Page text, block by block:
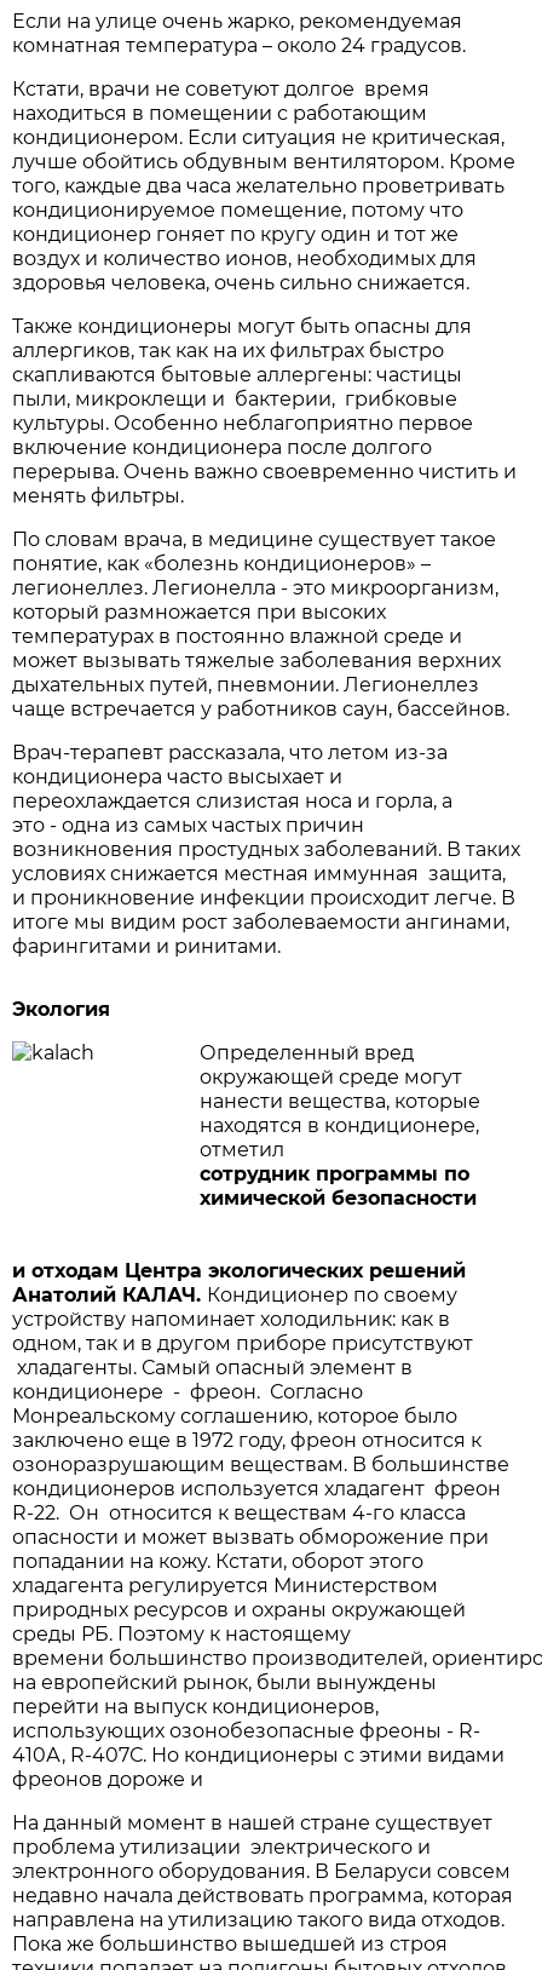
Если на улице очень жарко, рекомендуемая
комнатная температура – около 24 градусов.
Кстати, врачи не советуют долгое время
находиться в помещении с работающим
кондиционером. Если ситуация не критическая,
лучше обойтись обдувным вентилятором. Кроме
того, каждые два часа желательно проветривать
кондиционируемое помещение, потому что
кондиционер гоняет по кругу один и тот же
воздух и количество ионов, необходимых для
здоровья человека, очень сильно снижается.
Также кондиционеры могут быть опасны для
аллергиков, так как на их фильтрах быстро
скапливаются бытовые аллергены: частицы
пыли, микроклещи и бактерии, грибковые
культуры. Особенно неблагоприятно первое
включение кондиционера после долгого
перерыва. Очень важно своевременно чистить и
менять фильтры.
По словам врача, в медицине существует такое
понятие, как «болезнь кондиционеров» –
легионеллез. Легионелла - это микроорганизм,
который размножается при высоких
температурах в постоянно влажной среде и
может вызывать тяжелые заболевания верхних
дыхательных путей, пневмонии. Легионеллез
чаще встречается у работников саун, бассейнов.
Врач-терапевт рассказала, что летом из-за
кондиционера часто высыхает и
переохлаждается слизистая носа и горла, а
это - одна из самых частых причин
возникновения простудных заболеваний. В таких
условиях снижается местная иммунная защита,
и проникновение инфекции происходит легче. В
итоге мы видим рост заболеваемости ангинами,
фарингитами и ринитами.
Экология
Определенный вред
окружающей среде могут
нанести вещества, которые
находятся в кондиционере,
отметил
сотрудник программы по
химической безопасности
и отходам Центра экологических решений
Анатолий КАЛАЧ. Кондиционер по своему
устройству напоминает холодильник: как в
одном, так и в другом приборе присутствуют
хладагенты. Самый опасный элемент в
кондиционере - фреон. Согласно
Монреальскому соглашению, которое было
заключено еще в 1972 году, фреон относится к
озоноразрушающим веществам. В большинстве
кондиционеров используется хладагент фреон
R-22. Он относится к веществам 4-го класса
опасности и может вызвать обморожение при
попадании на кожу. Кстати, оборот этого
хладагента регулируется Министерством
природных ресурсов и охраны окружающей
среды РБ. Поэтому к настоящему
времени большинство производителей,
на европейский рынок, были вынуждены
перейти на выпуск кондиционеров,
использующих озонобезопасные фреоны - R-
410А, R-407С. Но кондиционеры с этими видами
фреонов дороже и
На данный момент в нашей стране существует
проблема утилизации электрического и
электронного оборудования. В Беларуси совсем
недавно начала действовать программа, которая
направлена на утилизацию такого вида отходов.
Пока же большинство вышедшей из строя